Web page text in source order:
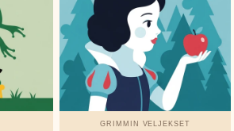
GRIMMIN VELJEKSET